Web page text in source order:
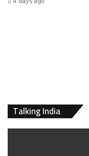
Talking India